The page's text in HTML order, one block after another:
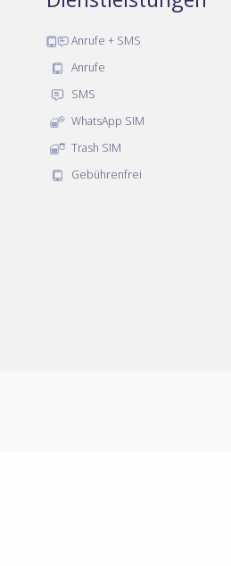
Anrufe + SMS
Anrufe
SMS
WhatsApp SIM
Trash SIM
Gebührenfrei